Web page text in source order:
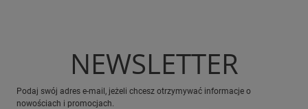
NEWSLETTER
Podaj swój adres e-mail, jeżeli chcesz otrzymywać informacje o
nowościach i promocjach.